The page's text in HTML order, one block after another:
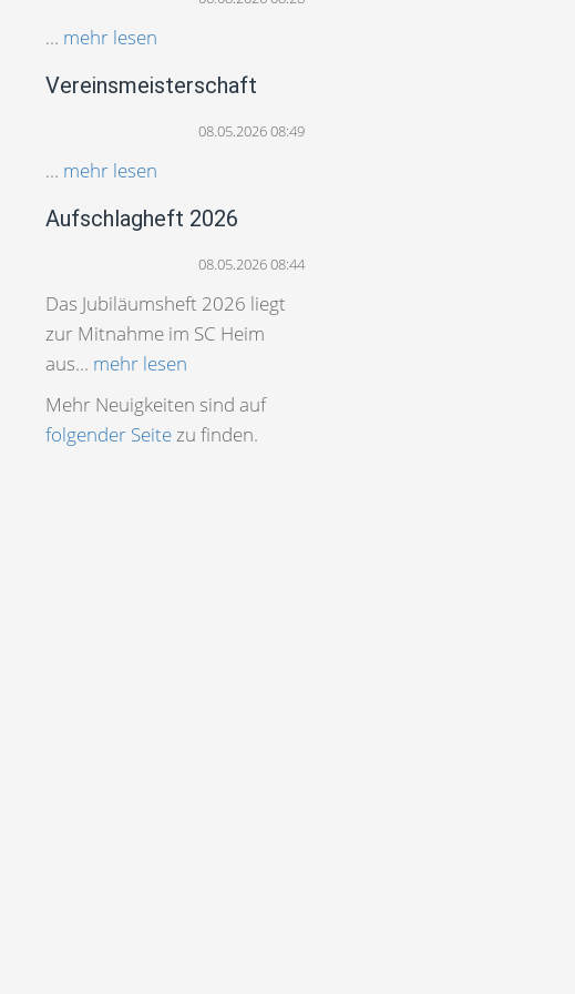
... mehr lesen
Vereinsmeisterschaft
08.05.2026 08:49
... mehr lesen
Aufschlagheft 2026
08.05.2026 08:44
Das Jubiläumsheft 2026 liegt
zur Mitnahme im SC Heim
aus... mehr lesen
Mehr Neuigkeiten sind auf
folgender Seitezu finden.